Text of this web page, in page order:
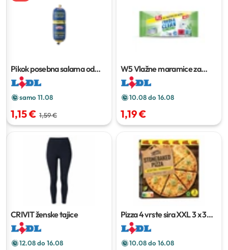
Pikok posebna salama od
mesa peradi
samo 11.08
1,15 € 1,59 €
W5 Vlažne maramice za
čišćenje XXL
10.08 do 16.08
1,19 €
CRIVIT ženske tajice
12.08 do 16.08
Pizza 4 vrste sira XXL3 x 340
g
10.08 do 16.08